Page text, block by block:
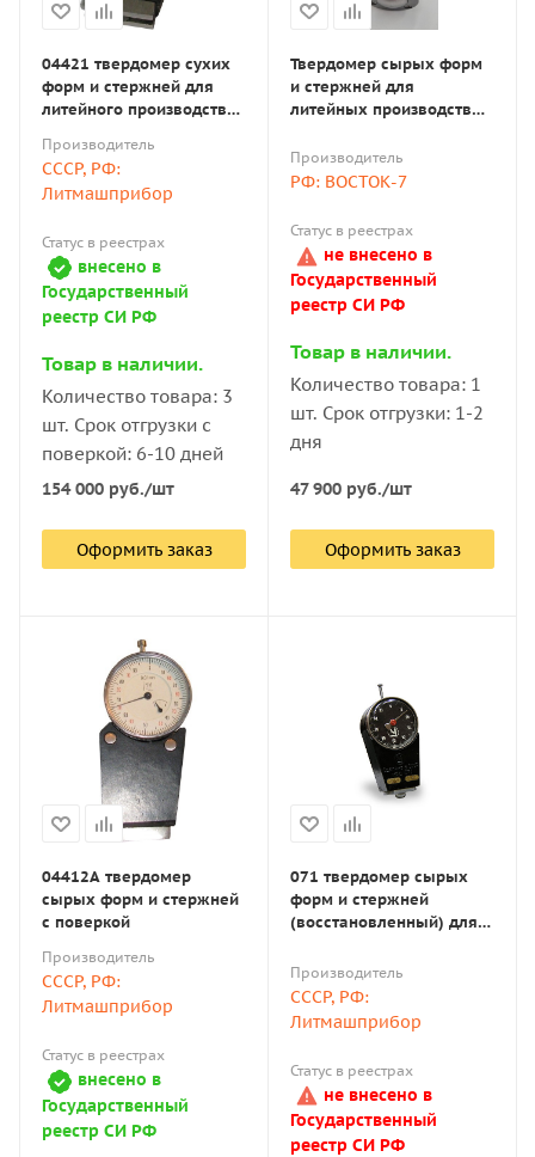
04421 твердомер сухих
форм и стержней для
литейного производства
Производитель
СССР, РФ:
Литмашприбор
Статус в реестрах
внесено в
Государственный
реестр СИ РФ
Товар в наличии.
Количество товара: 3
шт. Срок отгрузки с
поверкой: 6-10 дней
154 000 руб./шт
Оформить заказ
Твердомер сырых форм
и стержней для
литейных производств
Производитель
РФ: ВОСТОК-7
Статус в реестрах
не внесено в
Государственный
реестр СИ РФ
Товар в наличии.
Количество товара: 1
шт. Срок отгрузки: 1-2
дня
47 900 руб./шт
Оформить заказ
04412А твердомер
сырых форм и стержней
с поверкой
Производитель
СССР, РФ:
Литмашприбор
Статус в реестрах
внесено в
Государственный
реестр СИ РФ
071 твердомер сырых
форм и стержней
(восстановленный) для
Производитель
СССР, РФ:
Литмашприбор
Статус в реестрах
не внесено в
Государственный
реестр СИ РФ